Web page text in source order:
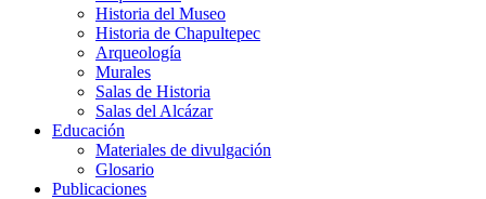
Historia del Museo
Historia de Chapultepec
Arqueología
Murales
Salas de Historia
Salas del Alcázar
Educación
Materiales de divulgación
Glosario
Publicaciones